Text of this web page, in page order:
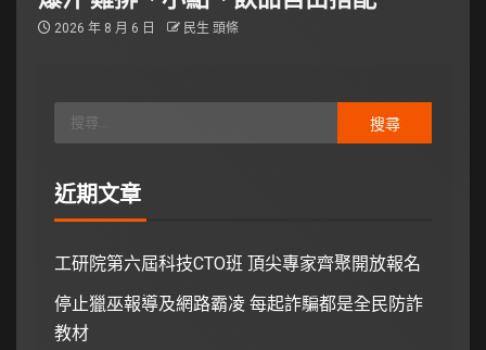
2026 年 8 月 6 日 民生 頭條
近期文章
工研院第六屆科技CTO班 頂尖專家齊聚開放報名
停止獵巫報導及網路霸凌 每起詐騙都是全民防詐
教材